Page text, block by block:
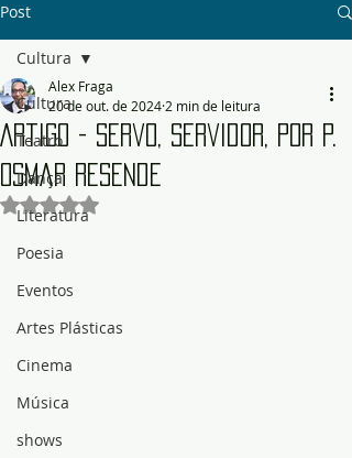
Post
Cultura
Teatro
Dança
Literatura
Poesia
Eventos
Artes Plásticas
Cinema
Música
shows
Cultura
Artigo - Servo, Servidor, por P.
Osmar Resende
Alex Fraga
20 de out. de 2024 2 min de leitura
Avaliado com NaN de 5 estrelas.